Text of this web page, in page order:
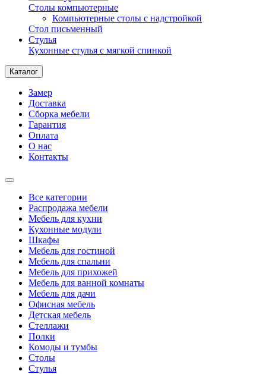
Столы компьютерные
Компьютерные столы с надстройкой
Стол письменный
Стулья
Кухонные стулья с мягкой спинкой
Каталог
Замер
Доставка
Сборка мебели
Гарантия
Оплата
О нас
Контакты
Все категории
Распродажа мебели
Мебель для кухни
Кухонные модули
Шкафы
Мебель для гостиной
Мебель для спальни
Мебель для прихожей
Мебель для ванной комнаты
Мебель для дачи
Офисная мебель
Детская мебель
Стеллажи
Полки
Комоды и тумбы
Столы
Стулья